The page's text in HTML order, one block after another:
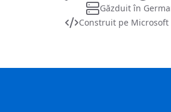
Găzduit în
Construit pe Microsoft